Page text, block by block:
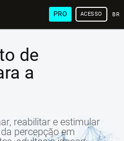
PRO ACESSO
de
a
reabilitar e estimular
percepção em